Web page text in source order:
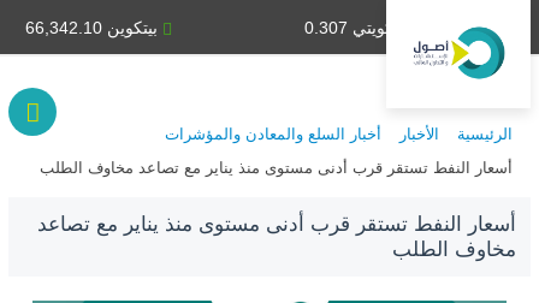
بيتكوين 66,342.10 دينار كويتي 0.307
الرئيسية الأخبار أخبار السلع والمعادن والمؤشرات
أسعار النفط تستقر قرب أدنى مستوى منذ يناير مع تصاعد مخاوف الطلب
أسعار النفط تستقر قرب أدنى مستوى منذ يناير مع تصاعد
مخاوف الطلب